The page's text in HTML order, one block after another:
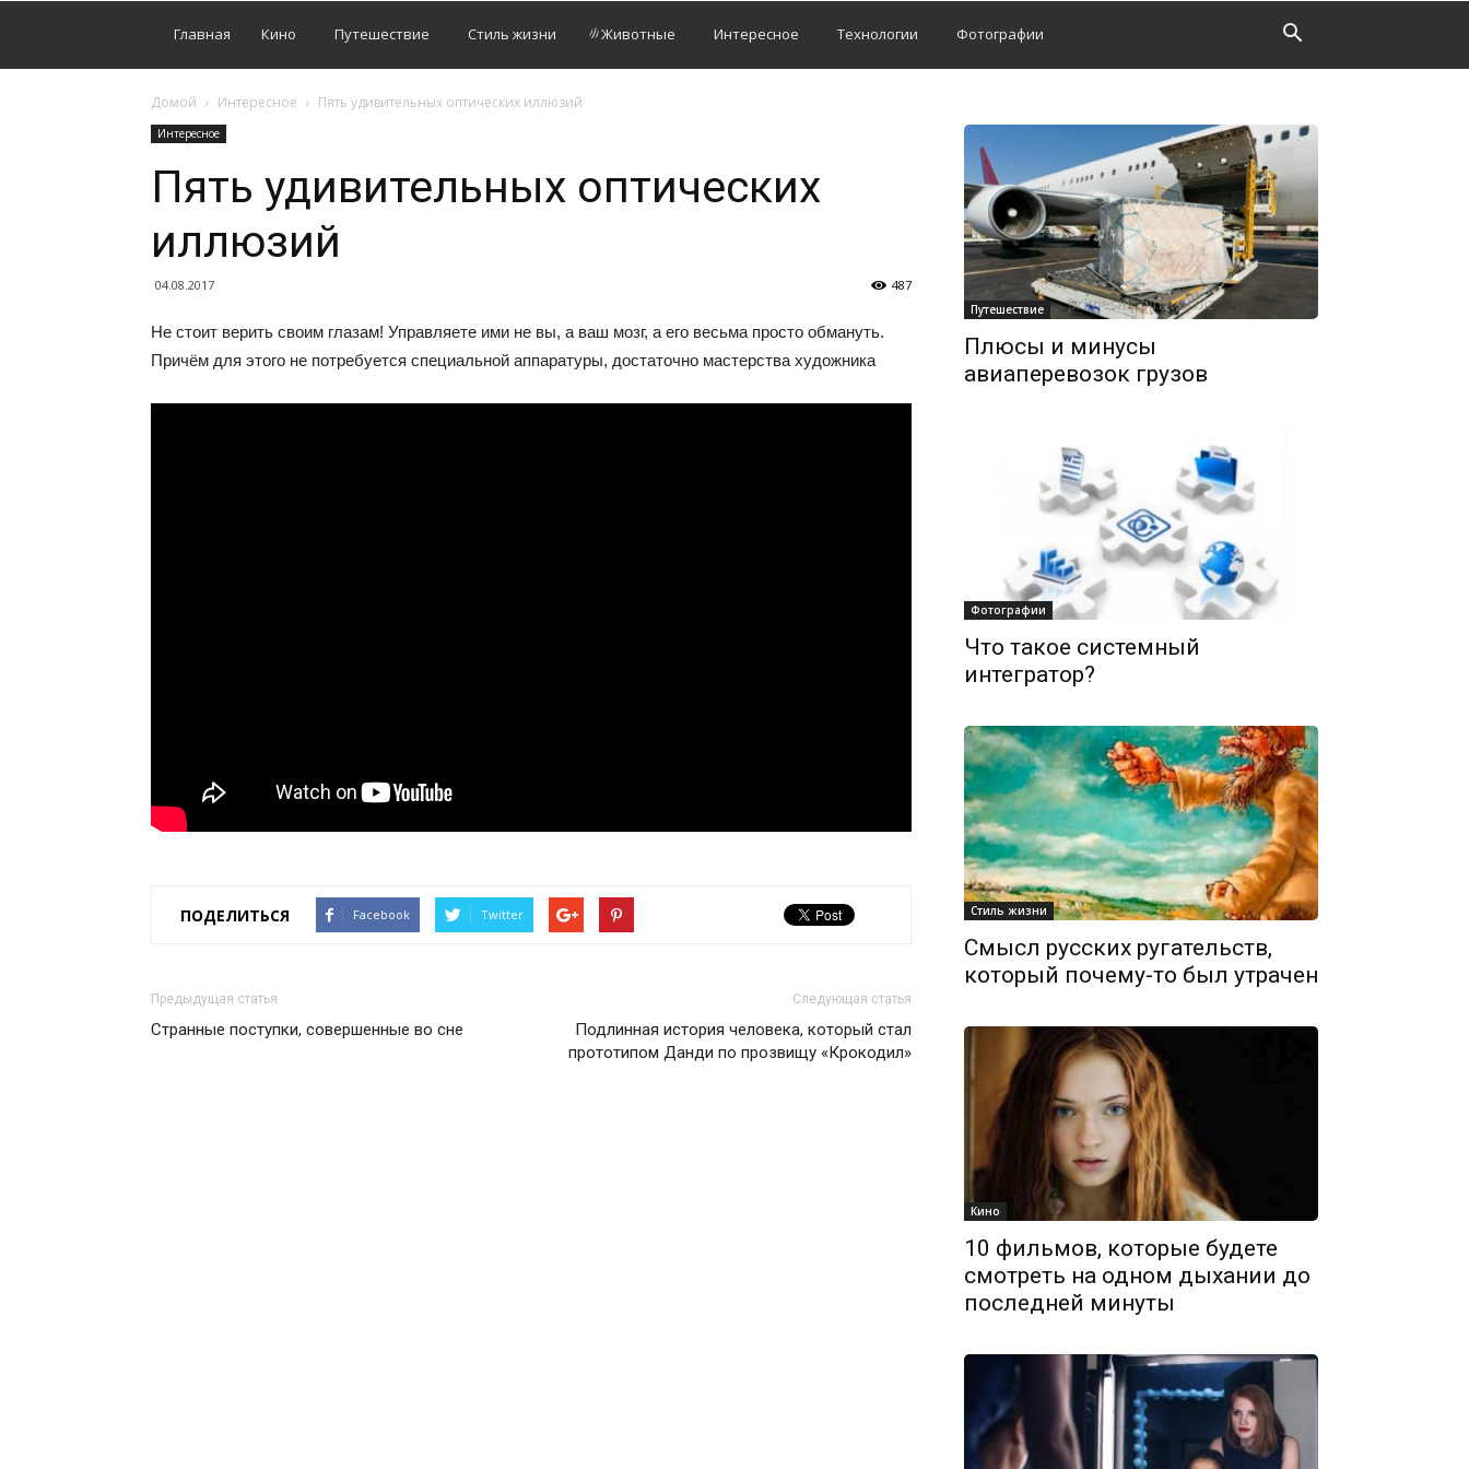
Главная Кино Путешествие Стиль жизни Животные Интересное Технологии Фотографии
Домой Интересное Пять удивительных оптических иллюзий
Интересное
Пять удивительных оптических
иллюзий
04.08.2017 487
Не стоит верить своим глазам! Управляете ими не вы, а ваш мозг, а его весьма просто обмануть.
Причём для этого не потребуется специальной аппаратуры, достаточно мастерства художника
ПОДЕЛИТЬСЯ Facebook Twitter
Предыдущая статья
Странные поступки, совершенные во сне
Следующая статья
Подлинная история человека, который стал
прототипом Данди по прозвищу «Крокодил»
Путешествие
Плюсы и минусы
авиаперевозок грузов
Фотографии
Что такое системный
интегратор?
Стиль жизни
Смысл русских ругательств,
который почему-то был утрачен
Кино
10 фильмов, которые будете
смотреть на одном дыхании до
последней минуты